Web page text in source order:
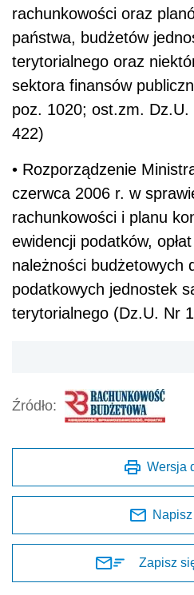
rachunkowości oraz
państwa, budżetów
terytorialnego oraz
sektora finansów
poz. 1020; ost.zm.
422)
• Rozporządzenie
czerwca 2006 r. w
rachunkowości i planu
ewidencji podatków,
należności budżetowych
podatkowych jednostek
terytorialnego (Dz.U. Nr
Źródło:
Wersja
Zapisz